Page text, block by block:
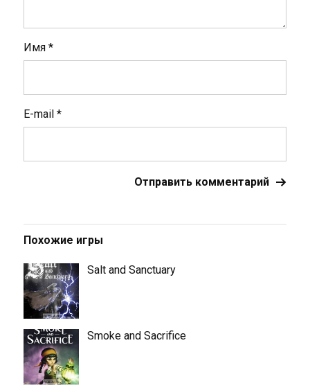
Имя *
E-mail *
Похожие игры
Salt and Sanctuary
Smoke and Sacrifice